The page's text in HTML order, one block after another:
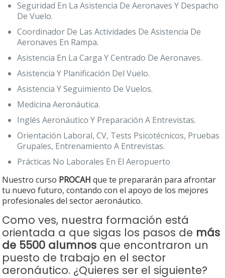
Seguridad En La Asistencia De Aeronaves Y Despacho
De Vuelo.
Coordinador De Las Actividades De Asistencia De
Aeronaves En Rampa.
Asistencia En La Carga Y Centrado De Aeronaves.
Asistencia Y Planificación Del Vuelo.
Asistencia Y Seguimiento De Vuelos.
Medicina Aeronáutica.
Inglés Aeronáutico Y Preparación A Entrevistas.
Orientación Laboral, CV, Tests Psicotécnicos, Pruebas
Grupales, Entrenamiento A Entrevistas.
Prácticas No Laborales En El Aeropuerto
Nuestro curso PROCAH que te prepararán para afrontar
tu nuevo futuro, contando con el apoyo de los mejores
profesionales del sector aeronáutico.
Como ves, nuestra formación está
orientada a que sigas los pasos de más
de 5500 alumnos que encontraron un
puesto de trabajo en el sector
aeronáutico. ¿Quieres ser el siguiente?